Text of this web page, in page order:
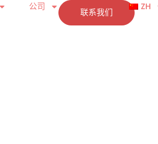
公司
联系我们
ZH